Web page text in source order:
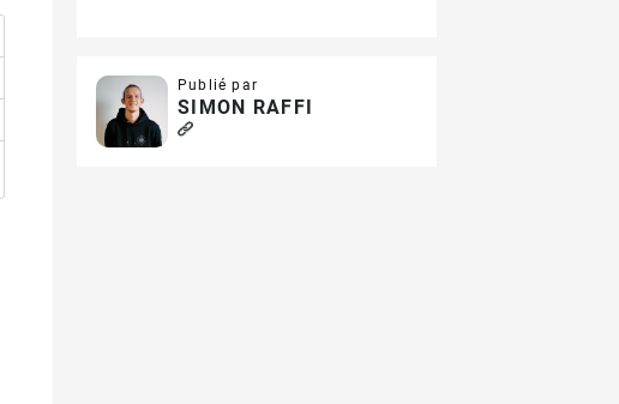
Publié par
SIMON RAFFI